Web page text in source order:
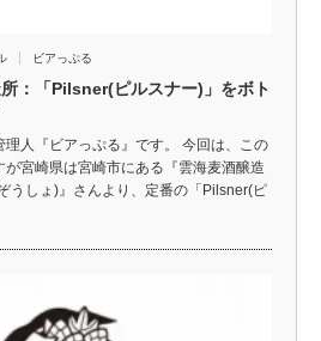
ビアっぷる
所：「Pilsner(ピルスナー)」をボト
理人『ビアっぷる』です。 今回は、この
宮崎県は宮崎市にある『雲海麦酒醸造
うしょ)』さんより、定番の「Pilsner(ピ